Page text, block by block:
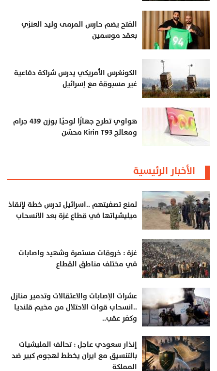
الفتح يضم حارس المرمى وليد العنزي
بعقد موسمين
الكونغرس الأمريكي يدرس شراكة دفاعية
غير مسبوقة مع إسرائيل
هواوي تطرح جهازًا لوحيًا بوزن 439 جرام
ومعالج Kirin T93 محسّن
الأخبار الرئيسية
لمنع تصفيتهم ..اسرائيل تدرس خطة لإنقاذ
ميليشياتها في قطاع غزة بعد الانسحاب
غزة : خروقات مستمرة وشهيد واصابات
في مختلف مناطق القطاع
عشرات الإصابات والاعتقالات وتدمير منازل
..انسحاب قوات الاحتلال من مخيم قلنديا
وكفر عقب..
إنذار سعودي عاجل : تحالف المليشيات
بالتنسيق مع ايران يخطط لهجوم كبير ضد
المملكة